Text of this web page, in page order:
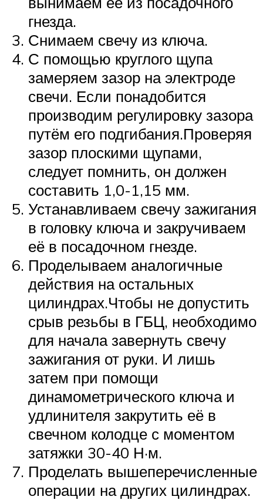
гнезда.
Снимаем свечу из ключа.
С помощью круглого щупа
замеряем зазор на электроде
свечи. Если понадобится
производим регулировку зазора
путём его подгибания.Проверяя
зазор плоскими щупами,
следует помнить, он должен
составить 1,0-1,15 мм.
Устанавливаем свечу зажигания
в головку ключа и закручиваем
её в посадочном гнезде.
Проделываем аналогичные
действия на остальных
цилиндрах.Чтобы не допустить
срыв резьбы в ГБЦ, необходимо
для начала завернуть свечу
зажигания от руки. И лишь
затем при помощи
динамометрического ключа и
удлинителя закрутить её в
свечном колодце с моментом
затяжки 30-40 Н·м.
Проделать вышеперечисленные
операции на других цилиндрах.